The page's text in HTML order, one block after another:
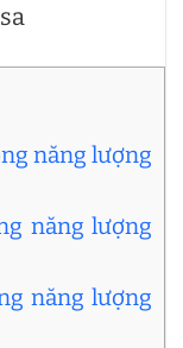
năng lượng
năng lượng
năng lượng